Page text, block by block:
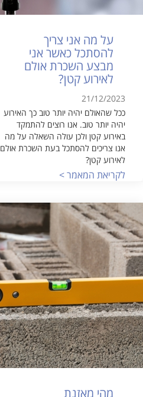
על מה אני צריך
להסתכל כאשר אני
מבצע השכרת אולם
לאירוע קטן?
21/12/2023
ככל שהאולם יהיה יותר טוב כך האירוע
יהיה יותר טוב. אנו רוצים להתמקד
באירוע קטן ולכן עולה השאלה על מה
אנו צריכים להסתכל בעת השכרת אולם
לאירוע קטן?
לקריאת המאמר >
מהי מאזנת